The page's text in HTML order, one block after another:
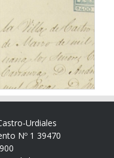
Urdiales
Nº 1 39470